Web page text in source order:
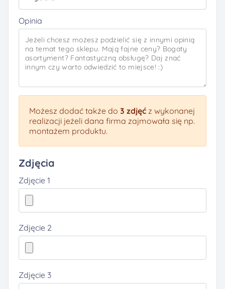
Opinia
Możesz dodać także do 3 zdjęć z wykonanej
realizacji jeżeli dana firma zajmowała się np.
montażem produktu.
Zdjęcia
Zdjęcie 1
Zdjęcie 2
Zdjęcie 3